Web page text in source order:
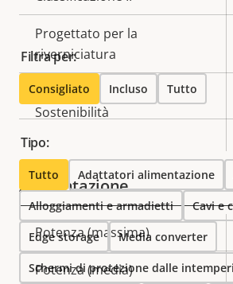
Progettato per la
riverniciatura
Sostenibilità
Alimentazione
Descrizione
della
proprietà
Valore
della
proprietà
Potenza (massima)
Potenza (media)
Filtra per:
Consigliato Incluso Tutto
Tipo:
Tutto Adattatori alimentazione
Alloggiamenti e armadietti Cavi e
Edge storage Media converter
Schermi di protezione dalle